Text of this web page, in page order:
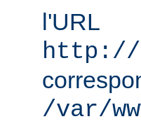
l'URL
http://
/var/